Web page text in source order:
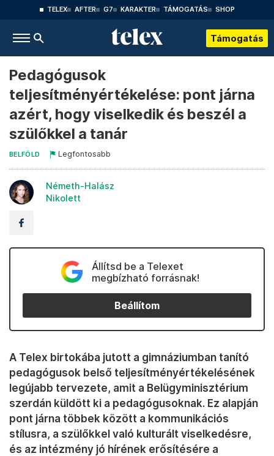
TELEX AFTER G7 KARAKTER TÁMOGATÁS SHOP
Támogatás
Pedagógusok
teljesítményértékelése: pont járna
azért, hogy viselkedik és beszél a
szülőkkel a tanár
BELFÖLD Legfontosabb
Németh-Halász
Nikolett
Állítsd be a Telexet
megbízható forrásnak!
Beállítom
A Telex birtokába jutott a gimnáziumban tanító
pedagógusok belső teljesítményértékelésének
legújabb tervezete, amit a Belügyminisztérium
szerdán küldött ki a pedagógusoknak. Ez alapján
pont járna többek között a kommunikációs
stílusra, a szülőkkel való kulturált viselkedésre,
és az intézmény jó hírének erősítésére a